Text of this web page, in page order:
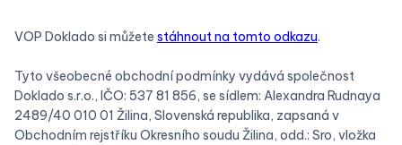
VOP Doklado si můžete stáhnout na tomto odkazu.
Tyto všeobecné obchodní podmínky vydává společnost
Doklado s.r.o., IČO: 537 81 856, se sídlem: Alexandra Rudnaya
2489/40 010 01 Žilina, Slovenská republika, zapsaná v
Obchodním rejstříku Okresního soudu Žilina, odd.: Sro, vložka